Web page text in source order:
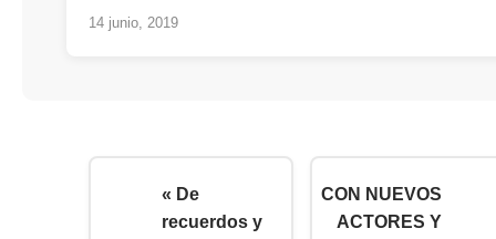
14 junio, 2019
« De
recuerdos y
CON NUEVOS
ACTORES Y